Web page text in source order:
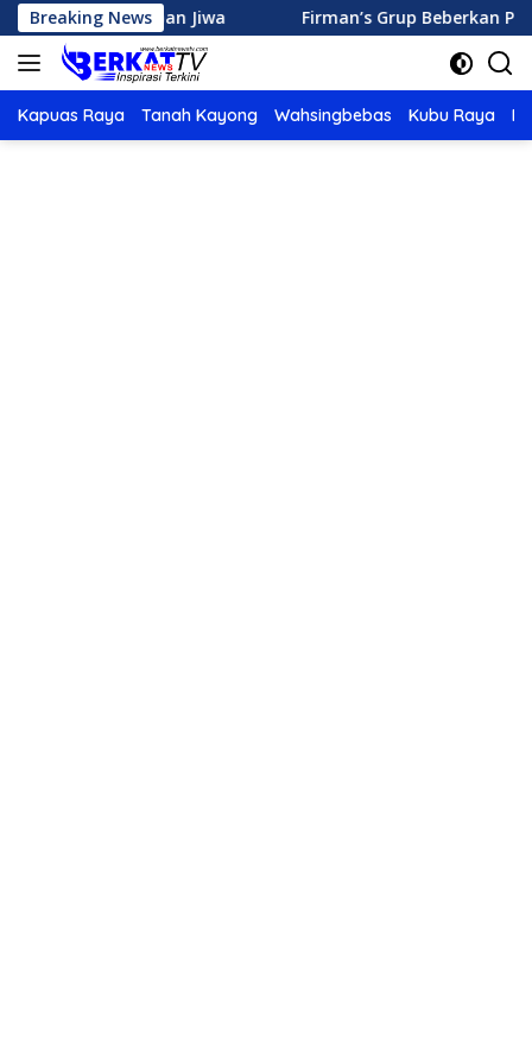
Langsung
ke
konten
Breaking News
Korban Jiwa Firman’s Grup Beberkan Potensi
Kapuas Raya Tanah Kayong Wahsingbebas Kubu Raya